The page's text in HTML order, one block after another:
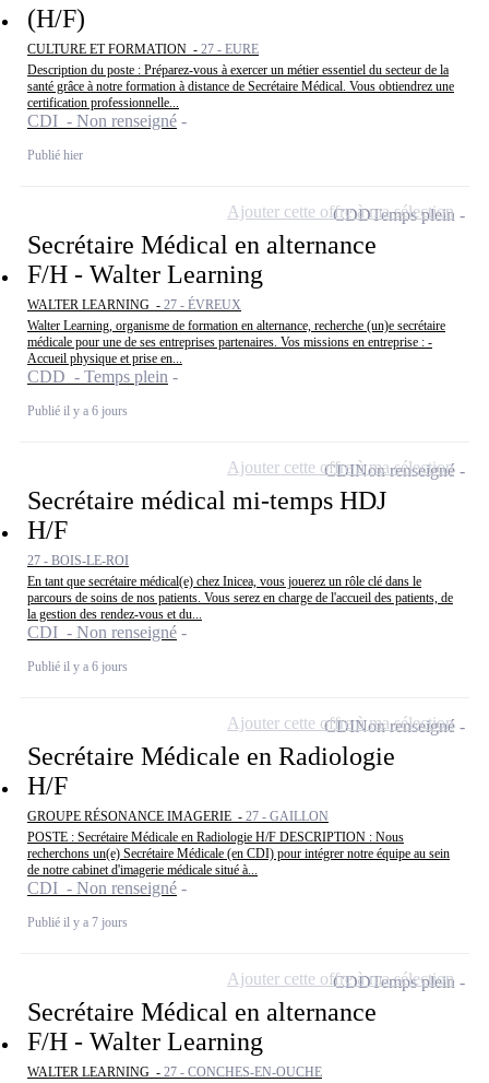
(H/F)
CULTURE ET FORMATION - 27 - EURE
Description du poste : Préparez-vous à exercer un métier essentiel du secteur de la
santé grâce à notre formation à distance de Secrétaire Médical. Vous obtiendrez une
certification professionnelle...
CDI - Non renseigné
Publié hier
Secrétaire Médical en alternance
F/H - Walter Learning
WALTER LEARNING - 27 - ÉVREUX
Walter Learning, organisme de formation en alternance, recherche (un)e secrétaire
médicale pour une de ses entreprises partenaires. Vos missions en entreprise : -
Accueil physique et prise en...
CDD - Temps plein
Publié il y a 6 jours
CDDTemps plein
Ajouter cette offre à ma sélection
Secrétaire médical mi-temps HDJ
H/F
27 - BOIS-LE-ROI
En tant que secrétaire médical(e) chez Inicea, vous jouerez un rôle clé dans le
parcours de soins de nos patients. Vous serez en charge de l'accueil des patients, de
la gestion des rendez-vous et du...
CDI - Non renseigné
Publié il y a 6 jours
CDINon renseigné
Ajouter cette offre à ma sélection
Secrétaire Médicale en Radiologie
H/F
GROUPE RÉSONANCE IMAGERIE - 27 - GAILLON
POSTE : Secrétaire Médicale en Radiologie H/F DESCRIPTION : Nous
recherchons un(e) Secrétaire Médicale (en CDI) pour intégrer notre équipe au sein
de notre cabinet d'imagerie médicale situé à...
CDI - Non renseigné
Publié il y a 7 jours
CDINon renseigné
Ajouter cette offre à ma sélection
Secrétaire Médical en alternance
F/H - Walter Learning
WALTER LEARNING - 27 - CONCHES-EN-OUCHE
CDDTemps plein
Ajouter cette offre à ma sélection